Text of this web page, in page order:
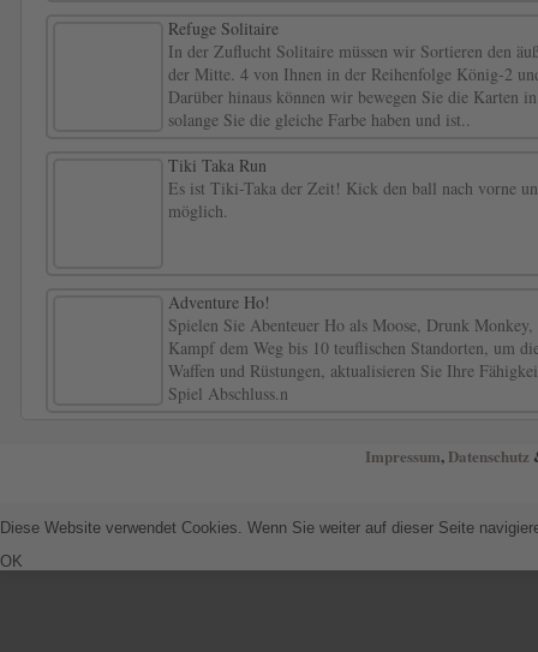
Refuge Solitaire
In der Zuflucht Solitaire müssen wir Sortieren den
der Mitte. 4 von Ihnen in der Reihenfolge König-2
Darüber hinaus können wir bewegen Sie die Karten
solange Sie die gleiche Farbe haben und ist..
Tiki Taka Run
Es ist Tiki-Taka der Zeit! Kick den ball nach vorne
möglich.
Adventure Ho!
Spielen Sie Abenteuer Ho als Moose, Drunk
Kampf dem Weg bis 10 teuflischen Standorten, um
Waffen und Rüstungen, aktualisieren Sie Ihre
Spiel Abschluss.n
Impressum, Datenschutz
Diese Website verwendet Cookies. Wenn Sie weiter auf dieser Seite
OK